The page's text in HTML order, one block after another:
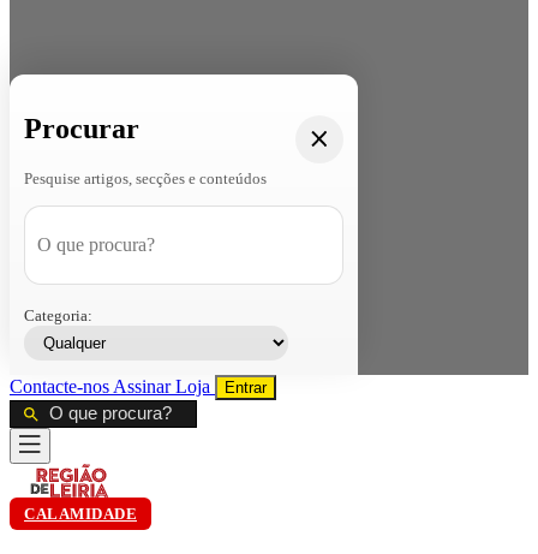
Procurar
Pesquise artigos, secções e conteúdos
Categoria:
Contacte-nos AssinarLoja Entrar
CALAMIDADE